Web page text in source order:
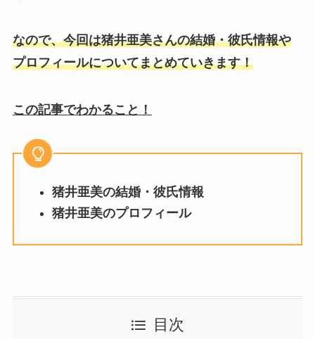
なので、今回は猪井亜美さんの結婚・彼氏情報や
プロフィールについてまとめていきます！
この記事でわかること！
猪井亜美の結婚・彼氏情報
猪井亜美のプロフィール
目次